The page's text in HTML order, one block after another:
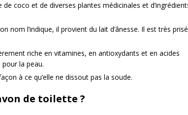
coco et de diverses plantes médicinales et
nom l’indique, il provient du lait d’ânesse. Il est très
riche en vitamines, en antioxydants et en acides
la peau.
à ce qu’elle ne dissout pas la soude.
de toilette ?